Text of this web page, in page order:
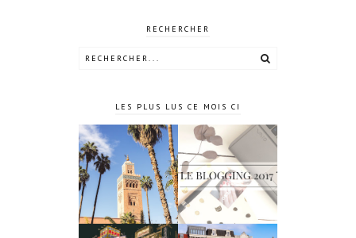
RECHERCHER
LES PLUS LUS CE MOIS CI
4 jours à
Marrakech
Le blogging
2017 ?